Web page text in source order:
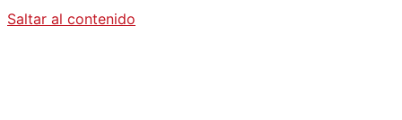
Saltar al contenido